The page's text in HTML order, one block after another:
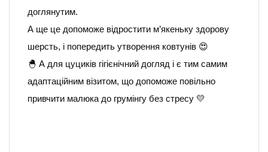
доглянутим.
А ще це допоможе відростити м’якеньку здорову
шерсть, і попередить утворення ковтунів 😍
🐣 А для цуциків гігієнічний догляд і є тим самим
адаптаційним візитом, що допоможе повільно
привчити малюка до грумінгу без стресу 💛